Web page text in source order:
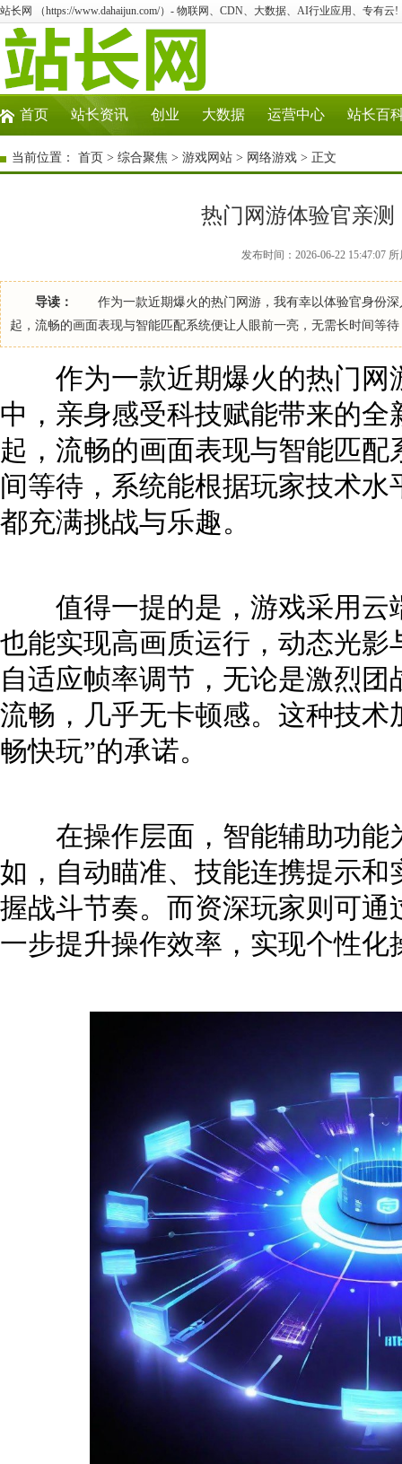
站长网 （https://www.dahaijun.com/）- 物联网、CDN、大数据、AI行业应用、专有云!
首页 站长资讯 创业 大数据 运营中心 站长百
当前位置： 首页 > 综合聚焦 > 游戏网站 > 网络游戏 > 正文
热门网游体验官亲
发布时间：2026-06-22 15:47:07
导读：
作为一款近期爆火的热门网游，我有幸以体验官身份深
起，流畅的画面表现与智能匹配系统便让人眼前一亮，无需长时间等
作为一款近期爆火的热门网
中，亲身感受科技赋能带来的
起，流畅的画面表现与智能匹
间等待，系统能根据玩家技术
都充满挑战与乐趣。
值得一提的是，游戏采用云
也能实现高画质运行，动态光
自适应帧率调节，无论是激烈
流畅，几乎无卡顿感。这种技
畅快玩”的承诺。
在操作层面，智能辅助功能
如，自动瞄准、技能连携提示
握战斗节奏。而资深玩家则可
一步提升操作效率，实现个性化